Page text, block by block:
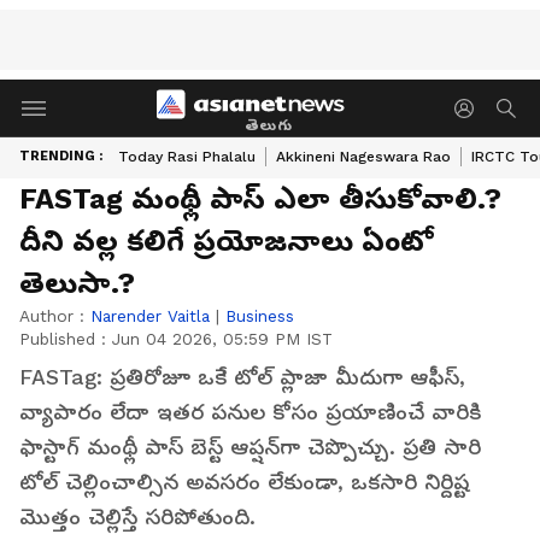
తెలుగు
TRENDING : Today Rasi Phalalu Akkineni Nageswara Rao IRCTC
FASTag మంథ్లీ పాస్‌ ఎలా తీసుకోవాలి.?
దీని వ‌ల్ల క‌లిగే ప్ర‌యోజ‌నాలు ఏంటో
తెలుసా.?
Author : Narender Vaitla | Business
Published : Jun 04 2026, 05:59 PM IST
FASTag: ప్రతిరోజూ ఒకే టోల్ ప్లాజా మీదుగా ఆఫీస్‌,
వ్యాపారం లేదా ఇతర పనుల కోసం ప్రయాణించే వారికి
ఫాస్టాగ్ మంథ్లీ పాస్ బెస్ట్ ఆప్ష‌న్‌గా చెప్పొచ్చు. ప్రతి సారి
టోల్ చెల్లించాల్సిన అవసరం లేకుండా, ఒకసారి నిర్దిష్ట
మొత్తం చెల్లిస్తే స‌రిపోతుంది.